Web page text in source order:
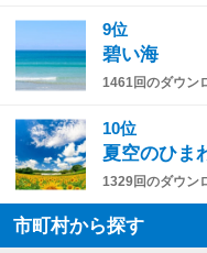
9位
碧い海
1461回のダウン
10位
夏空のひま
1329回のダウン
市町村から探す